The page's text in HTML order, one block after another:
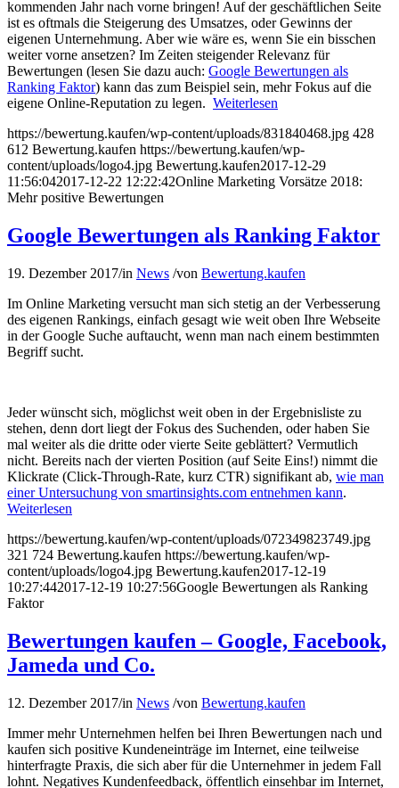
kommenden Jahr nach vorne bringen! Auf der geschäftlichen Seite
ist es oftmals die Steigerung des Umsatzes, oder Gewinns der
eigenen Unternehmung. Aber wie wäre es, wenn Sie ein bisschen
weiter vorne ansetzen? Im Zeiten steigender Relevanz für
Bewertungen (lesen Sie dazu auch: Google Bewertungen als
Ranking Faktor) kann das zum Beispiel sein, mehr Fokus auf die
eigene Online-Reputation zu legen. Weiterlesen
https://bewertung.kaufen/wp-content/uploads/831840468.jpg 428
612 Bewertung.kaufen https://bewertung.kaufen/wp-
content/uploads/logo4.jpg Bewertung.kaufen2017-12-29
11:56:042017-12-22 12:22:42Online Marketing Vorsätze 2018:
Mehr positive Bewertungen
Google Bewertungen als Ranking Faktor
19. Dezember 2017/in News /von Bewertung.kaufen
Im Online Marketing versucht man sich stetig an der Verbesserung
des eigenen Rankings, einfach gesagt wie weit oben Ihre Webseite
in der Google Suche auftaucht, wenn man nach einem bestimmten
Begriff sucht.
Jeder wünscht sich, möglichst weit oben in der Ergebnisliste zu
stehen, denn dort liegt der Fokus des Suchenden, oder haben Sie
mal weiter als die dritte oder vierte Seite geblättert? Vermutlich
nicht. Bereits nach der vierten Position (auf Seite Eins!) nimmt die
Klickrate (Click-Through-Rate, kurz CTR) signifikant ab, wie man
einer Untersuchung von smartinsights.com entnehmen kann.
Weiterlesen
https://bewertung.kaufen/wp-content/uploads/072349823749.jpg
321 724 Bewertung.kaufen https://bewertung.kaufen/wp-
content/uploads/logo4.jpg Bewertung.kaufen2017-12-19
10:27:442017-12-19 10:27:56Google Bewertungen als Ranking
Faktor
Bewertungen kaufen – Google, Facebook,
Jameda und Co.
12. Dezember 2017/in News /von Bewertung.kaufen
Immer mehr Unternehmen helfen bei Ihren Bewertungen nach und
kaufen sich positive Kundeneinträge im Internet, eine teilweise
hinterfragte Praxis, die sich aber für die Unternehmer in jedem Fall
lohnt. Negatives Kundenfeedback, öffentlich einsehbar im Internet,